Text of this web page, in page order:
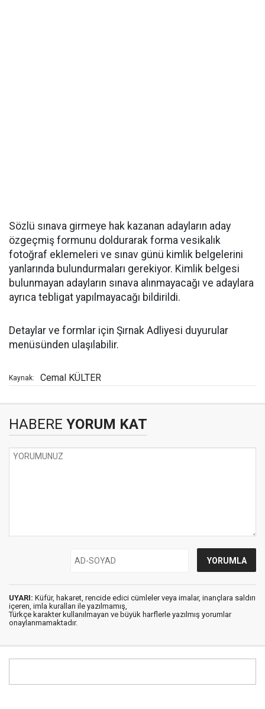
Sözlü sınava girmeye hak kazanan adayların aday
özgeçmiş formunu doldurarak forma vesikalık
fotoğraf eklemeleri ve sınav günü kimlik belgelerini
yanlarında bulundurmaları gerekiyor. Kimlik belgesi
bulunmayan adayların sınava alınmayacağı ve adaylara
ayrıca tebligat yapılmayacağı bildirildi.
Detaylar ve formlar için Şırnak Adliyesi duyurular
menüsünden ulaşılabilir.
Kaynak: Cemal KÜLTER
HABERE YORUM KAT
UYARI: Küfür, hakaret, rencide edici cümleler veya imalar, inançlara saldırı
içeren, imla kuralları ile yazılmamış,
Türkçe karakter kullanılmayan ve büyük harflerle yazılmış yorumlar
onaylanmamaktadır.